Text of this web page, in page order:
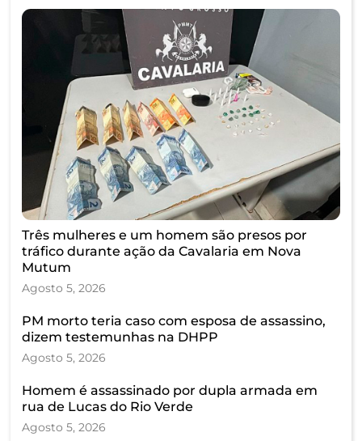
Três mulheres e um homem são presos por
tráfico durante ação da Cavalaria em Nova
Mutum
Agosto 5, 2026
PM morto teria caso com esposa de assassino,
dizem testemunhas na DHPP
Agosto 5, 2026
Homem é assassinado por dupla armada em
rua de Lucas do Rio Verde
Agosto 5, 2026